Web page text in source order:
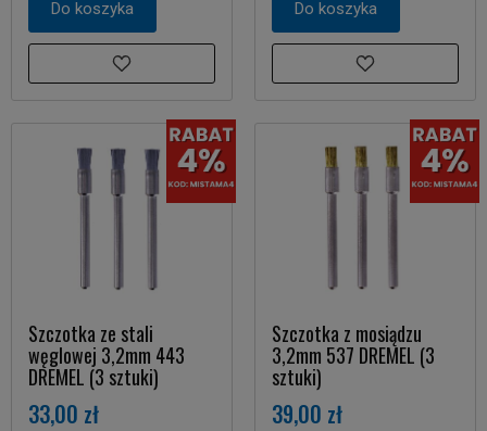
Do koszyka Do koszyka
Szczotka ze stali
węglowej 3,2mm 443
DREMEL (3 sztuki)
33,00 zł
Szczotka z mosiądzu
3,2mm 537 DREMEL (3
sztuki)
39,00 zł